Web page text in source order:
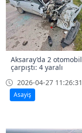
Aksaray’da 2 otomobil
çarpıştı: 4 yaralı
2026-04-27 11:26:31
Asayiş